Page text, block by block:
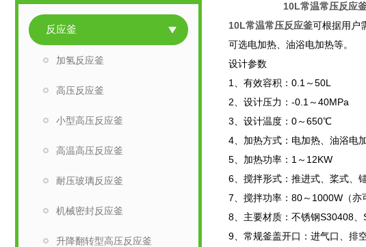
反应釜
加氢反应釜
高压反应釜
小型高压反应釜
高温高压反应釜
耐压玻璃反应釜
机械密封反应釜
升降翻转型高压反应釜
10L常温常压反应
10L常温常压反应釜可根据用户
可选电加热、油浴电加热等。
设计参数
1
、有效容积：0.1～50L
2 、设计压力：-0.1～40MPa
3 、设计温度：0～650℃
4 、加热方式：电加热、油浴电
5 、加热功率：1～12KW
6 、搅拌形式：推进式、桨式、
7 、搅拌功率：80～1000W（
8 、主要材质：不锈钢S30408
9 、常规釜盖开口：进气口、